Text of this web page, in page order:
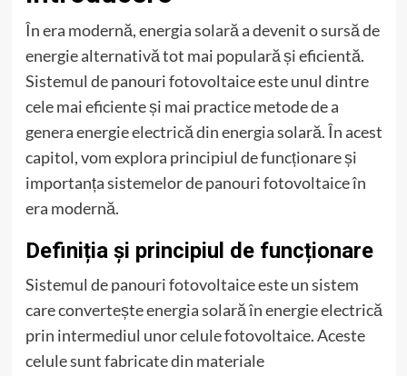
În era modernă, energia solară a devenit o sursă de
energie alternativă tot mai populară și eficientă.
Sistemul de panouri fotovoltaice este unul dintre
cele mai eficiente și mai practice metode de a
genera energie electrică din energia solară. În acest
capitol, vom explora principiul de funcționare și
importanța sistemelor de panouri fotovoltaice în
era modernă.
Definiția și principiul de funcționare
Sistemul de panouri fotovoltaice este un sistem
care convertește energia solară în energie electrică
prin intermediul unor celule fotovoltaice. Aceste
celule sunt fabricate din materiale